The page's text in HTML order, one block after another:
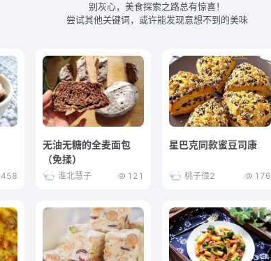
别灰心，美食探索之路总有惊喜！
尝试其他关键词，或许能发现意想不到的美味
458
无油无糖的全麦面包
（免揉）
淮北慧子 121
星巴克同款蜜豆司康
桃子很2 176